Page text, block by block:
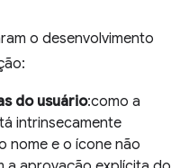
o desenvolvimento
do usuário:como a
intrinsecamente
nome e o ícone não